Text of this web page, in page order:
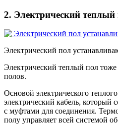
2. Электрический теплый
Электрический пол
Электрический теплый пол
полов.
Основой электрического
электрический кабель, который
с муфтами для соединения.
полу управляет всей системой